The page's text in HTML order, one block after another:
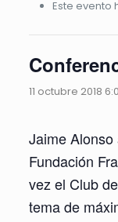
Este evento
11 octubre 2018
Jaime
Fundación
vez el Club
tema de